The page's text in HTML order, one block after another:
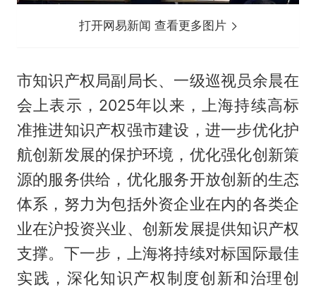
打开网易新闻 查看更多图片
市知识产权局副局长、一级巡视员余晨在
会上表示，2025年以来，上海持续高标
准推进知识产权强市建设，进一步优化护
航创新发展的保护环境，优化强化创新策
源的服务供给，优化服务开放创新的生态
体系，努力为包括外资企业在内的各类企
业在沪投资兴业、创新发展提供知识产权
支撑。下一步，上海将持续对标国际最佳
实践，深化知识产权制度创新和治理创